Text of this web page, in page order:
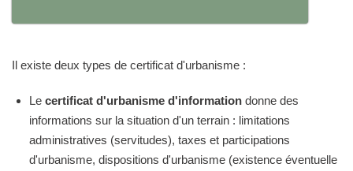
Il existe deux types de certificat d'urbanisme :
Le certificat d'urbanisme d'information donne des
informations sur la situation d'un terrain : limitations
administratives (servitudes), taxes et participations
d'urbanisme, dispositions d'urbanisme (existence éventuelle